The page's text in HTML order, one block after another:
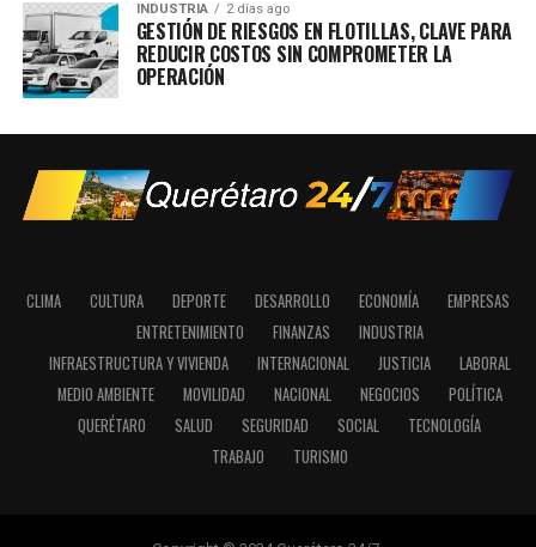
INDUSTRIA 2 días ago
GESTIÓN DE RIESGOS EN FLOTILLAS, CLAVE PARA
REDUCIR COSTOS SIN COMPROMETER LA
OPERACIÓN
CLIMA CULTURA DEPORTE DESARROLLO ECONOMÍA
EMPRESAS
ENTRETENIMIENTO
FINANZAS
INDUSTRIA
INFRAESTRUCTURA Y VIVIENDA
INTERNACIONAL JUSTICIA
LABORAL
MEDIO AMBIENTE
MOVILIDAD NACIONAL NEGOCIOS
POLÍTICA
QUERÉTARO
SALUD SEGURIDAD SOCIAL
TECNOLOGÍA
TRABAJO
TURISMO